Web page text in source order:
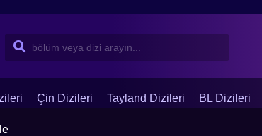
Çin Dizileri Tayland Dizileri BL Dizileri